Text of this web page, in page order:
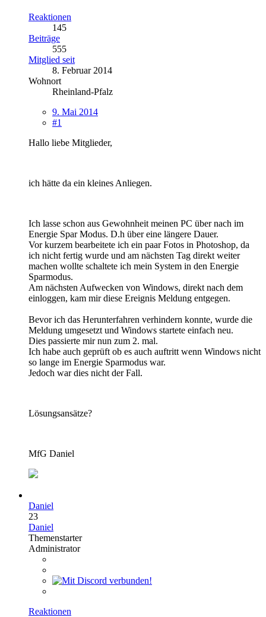
Reaktionen
145
Beiträge
555
Mitglied seit
8. Februar 2014
Wohnort
Rheinland-Pfalz
9. Mai 2014
#1
Hallo liebe Mitglieder,
ich hätte da ein kleines Anliegen.
Ich lasse schon aus Gewohnheit meinen PC über nach im
Energie Spar Modus. D.h über eine längere Dauer.
Vor kurzem bearbeitete ich ein paar Fotos in Photoshop, da
ich nicht fertig wurde und am nächsten Tag direkt weiter
machen wollte schaltete ich mein System in den Energie
Sparmodus.
Am nächsten Aufwecken von Windows, direkt nach dem
einloggen, kam mir diese Ereignis Meldung entgegen.
Bevor ich das Herunterfahren verhindern konnte, wurde die
Meldung umgesetzt und Windows startete einfach neu.
Dies passierte mir nun zum 2. mal.
Ich habe auch geprüft ob es auch auftritt wenn Windows nicht
so lange im Energie Sparmodus war.
Jedoch war dies nicht der Fall.
Lösungsansätze?
MfG Daniel
Daniel
23
Daniel
Themenstarter
Administrator
Reaktionen